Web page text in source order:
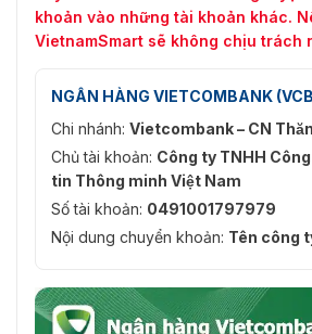
Chọn bộ sản phẩm máy chấm công
Máy chấm công khuôn mặt DS-
thành cạnh tranh. Sản phẩm phù
mô hình quản lý. Hỗ trợ lắp đặt và
khoản vào những tài khoản khác.
VietnamSmart sẽ không chịu trách
NGÂN HÀNG VIETCOMBANK
Chi nhánh: Vietcombank – CN
Chủ tài khoản: Công ty TNHH
tin Thông minh Việt Nam
Số tài khoản: 0491001797979
Nội dung chuyển khoản: Tên công